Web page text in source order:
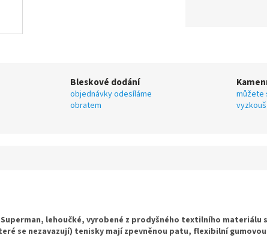
Bleskové dodání
objednávky odesíláme
obratem
můžete
lehoučké, vyrobené z prodyšného textilního materiálu
se nezavazují) tenisky mají zpevněnou patu, flexibilní gumovou